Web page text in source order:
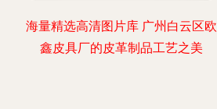
海量精选高清图片库 广州白云区欧
鑫皮具厂的皮革制品工艺之美